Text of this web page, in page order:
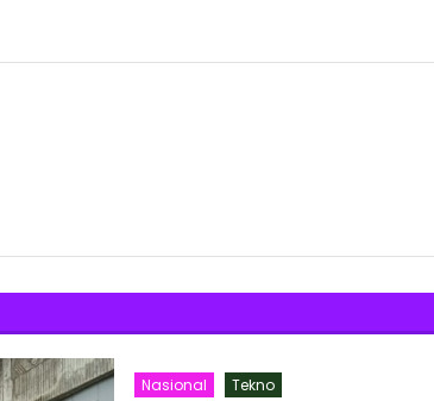
Nasional Tekno